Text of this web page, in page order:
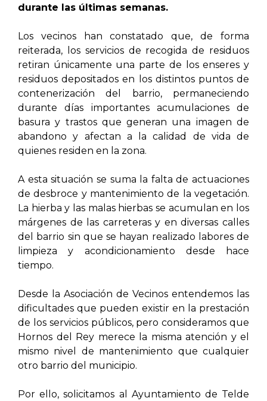
durante las últimas semanas.
Los vecinos han constatado que, de forma
reiterada, los servicios de recogida de residuos
retiran únicamente una parte de los enseres y
residuos depositados en los distintos puntos de
contenerización del barrio, permaneciendo
durante días importantes acumulaciones de
basura y trastos que generan una imagen de
abandono y afectan a la calidad de vida de
quienes residen en la zona.
A esta situación se suma la falta de actuaciones
de desbroce y mantenimiento de la vegetación.
La hierba y las malas hierbas se acumulan en los
márgenes de las carreteras y en diversas calles
del barrio sin que se hayan realizado labores de
limpieza y acondicionamiento desde hace
tiempo.
Desde la Asociación de Vecinos entendemos las
dificultades que pueden existir en la prestación
de los servicios públicos, pero consideramos que
Hornos del Rey merece la misma atención y el
mismo nivel de mantenimiento que cualquier
otro barrio del municipio.
Por ello, solicitamos al Ayuntamiento de Telde